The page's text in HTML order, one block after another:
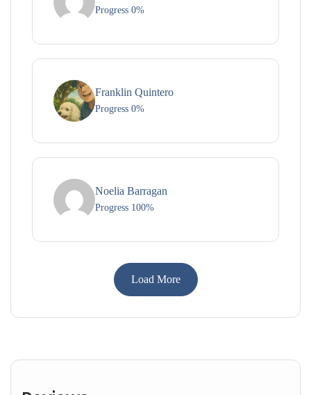
Progress 0%
Franklin Quintero
Progress 0%
Noelia Barragan
Progress 100%
Load More